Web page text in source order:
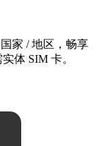
家 / 地区，畅享
体 SIM 卡。